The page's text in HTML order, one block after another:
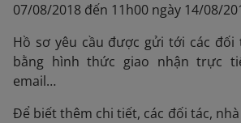
07/08/2018 đến 11h00 ngày 14/08/
Hồ sơ yêu cầu được gửi tới các đối
bằng hình thức giao nhận trực
email…
Để biết thêm chi tiết, các đối tác,